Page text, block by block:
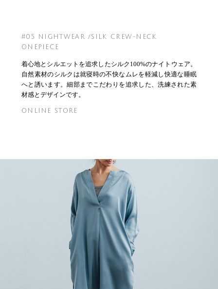
#05 NIGHTWEAR /SILK CREW-NECK
ONEPIECE
着心地とシルエットを追求したシルク100%のナイトウェア。
自然素材のシルクは就寝時の不快なムレを軽減し快適な睡眠
へと誘います。細部までこだわりを追求した、洗練された素
材感とデザインです。
ONLINE STORE